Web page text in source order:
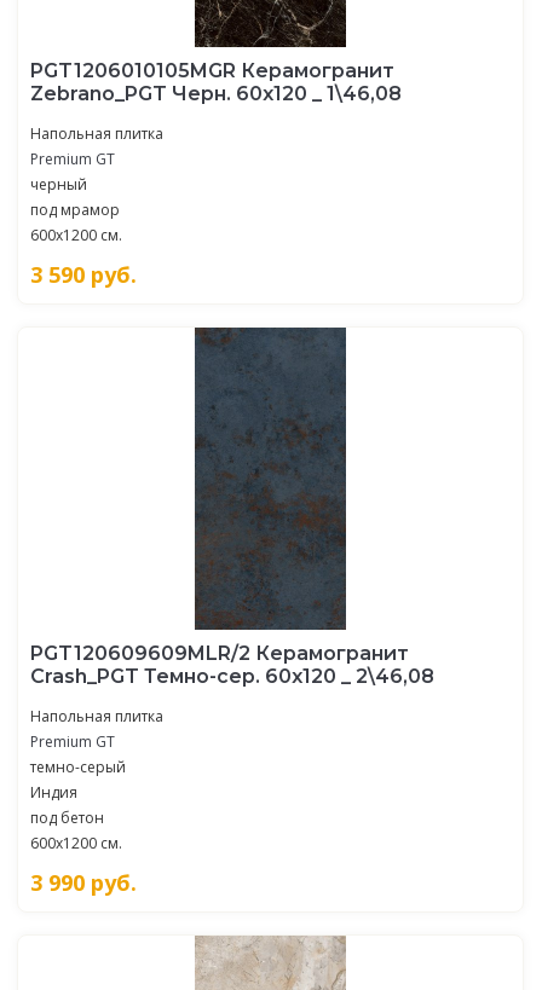
PGT1206010105MGR Керамогранит
Zebrano_PGT Черн. 60x120 _ 1\46,08
Напольная плитка
Premium GT
черный
под мрамор
600x1200 см.
3 590 руб.
PGT120609609MLR/2 Керамогранит
Crash_PGT Темно-сер. 60x120 _ 2\46,08
Напольная плитка
Premium GT
темно-серый
Индия
под бетон
600x1200 см.
3 990 руб.